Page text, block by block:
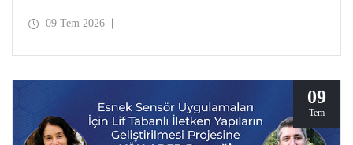
yatırım turunda dünyanın önde gelen firmaların
09 Tem 2026
09
Tem